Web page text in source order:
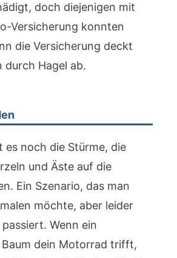
doch diejenigen mit
Versicherung konnten
die Versicherung deckt
durch Hagel ab.
es noch die Stürme, die
und Äste auf die
Ein Szenario, das man
möchte, aber leider
Wenn ein
dein Motorrad trifft,